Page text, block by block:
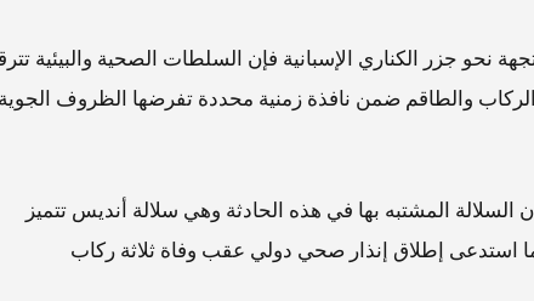
نحو جزر الكناري الإسبانية فإن السلطات الصحية والبيئية
والطاقم ضمن نافذة زمنية محددة تفرضها الظروف
السلالة المشتبه بها في هذه الحادثة وهي سلالة أنديس تتميز
استدعى إطلاق إنذار صحي دولي عقب وفاة ثلاثة ركاب